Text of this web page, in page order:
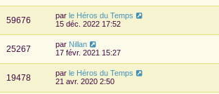
59676 par le Héros du Temps
15 déc. 2022 17:52
25267 par Nillan
17 févr. 2021 15:27
19478 par le Héros du Temps
21 avr. 2020 2:50